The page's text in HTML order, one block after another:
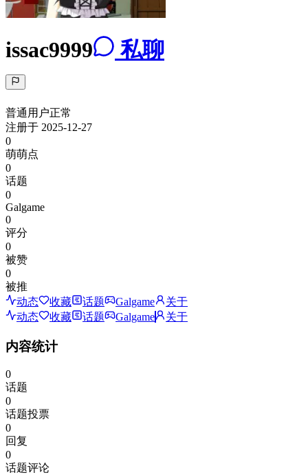
issac9999 私聊
普通用户正常
注册于 2025-12-27
0
萌萌点
0
话题
0
Galgame
0
评分
0
被赞
0
被推
动态
收藏 话题 Galgame
关于
动态
收藏 话题 Galgame 关于
内容统计
0
话题
0
话题投票
0
回复
0
话题评论